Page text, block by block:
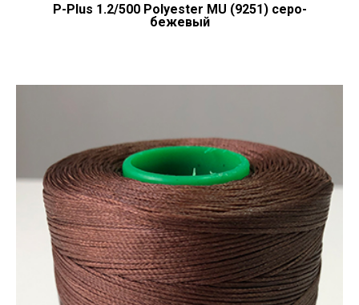
P-Plus 1.2/500 Polyester MU (9251) серо-
бежевый